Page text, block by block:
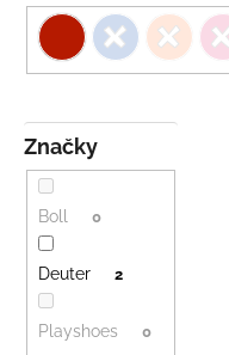
Značky
Boll 0
Deuter 2
Playshoes 0